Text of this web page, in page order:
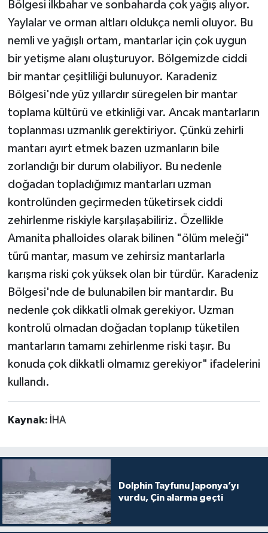
Bölgesi ilkbahar ve sonbaharda çok yağış alıyor.
Yaylalar ve orman altları oldukça nemli oluyor. Bu
nemli ve yağışlı ortam, mantarlar için çok uygun
bir yetişme alanı oluşturuyor. Bölgemizde ciddi
bir mantar çeşitliliği bulunuyor. Karadeniz
Bölgesi'nde yüz yıllardır süregelen bir mantar
toplama kültürü ve etkinliği var. Ancak mantarların
toplanması uzmanlık gerektiriyor. Çünkü zehirli
mantarı ayırt etmek bazen uzmanların bile
zorlandığı bir durum olabiliyor. Bu nedenle
doğadan topladığımız mantarları uzman
kontrolünden geçirmeden tüketirsek ciddi
zehirlenme riskiyle karşılaşabiliriz. Özellikle
Amanita phalloides olarak bilinen "ölüm meleği"
türü mantar, masum ve zehirsiz mantarlarla
karışma riski çok yüksek olan bir türdür. Karadeniz
Bölgesi'nde de bulunabilen bir mantardır. Bu
nedenle çok dikkatli olmak gerekiyor. Uzman
kontrolü olmadan doğadan toplanıp tüketilen
mantarların tamamı zehirlenme riski taşır. Bu
konuda çok dikkatli olmamız gerekiyor" ifadelerini
kullandı.
Kaynak: İHA
Dolphin Tayfunu Japonya’yı
vurdu, Çin alarma geçti